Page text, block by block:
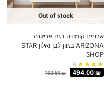
Out of stock
ארונית קומודה דגם אריזונה
ARIZONA בגוון לבן ואלון STAR
SHOP
763.56₪ 494.00 ₪